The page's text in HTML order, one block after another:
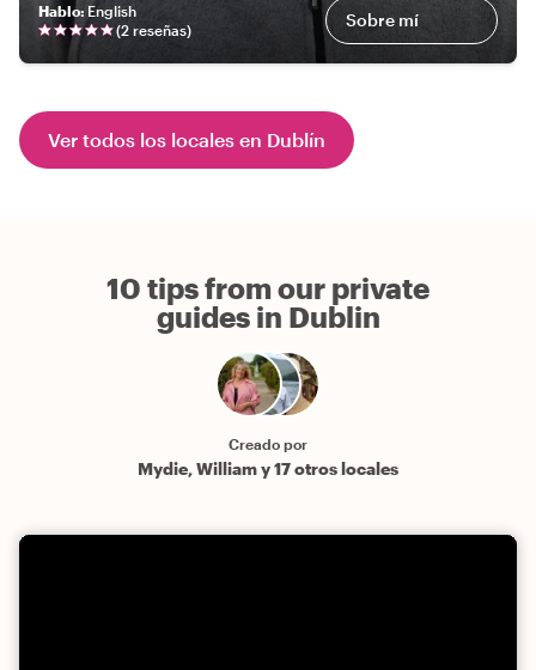
Hablo: English
(2 reseñas) Sobre mí
Ver todos los locales en Dublín
10 tips from our private
guides in Dublin
Creado por
Mydie, William y 17 otros locales